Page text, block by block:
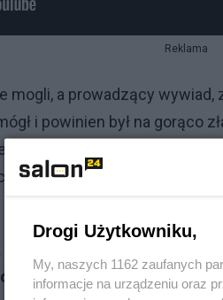
Reklama
mogli, a prowadzący
i powinien był na gorąco
... z nut.
łże jak sowiet, niczym
(nie wiedział?!), iż
zastraszyć tego
Drogi Użytkowniku,
My, naszych 1162 zaufanych
informacje na urządzeniu oraz